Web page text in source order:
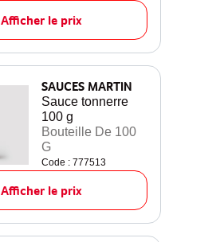
Afficher le prix
SAUCES MARTIN
Sauce tonnerre
100 g
Bouteille De 100
G
Code : 777513
Afficher le prix